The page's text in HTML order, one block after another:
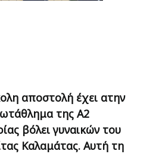
αποστολή έχει ατην
της Α2
βόλει γυναικών του
Καλαμάτας. Αυτή τη